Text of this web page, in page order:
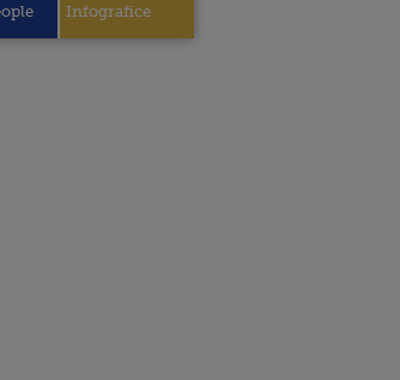
Infografice